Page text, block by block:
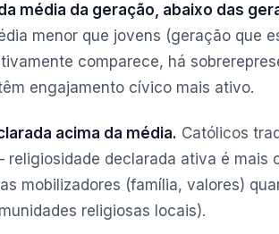
média da geração, abaixo das
menor que jovens (geração que
comparece, há
engajamento cívico mais ativo.
acima da média. Católicos
declarada ativa é mais
mobilizadores (família, valores)
religiosas locais).